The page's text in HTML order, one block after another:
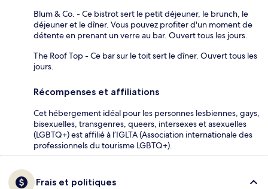
Blum & Co. - Ce bistrot sert le petit déjeuner, le brunch, le
déjeuner et le dîner. Vous pouvez profiter d'un moment de
détente en prenant un verre au bar. Ouvert tous les jours.
The Roof Top - Ce bar sur le toit sert le dîner. Ouvert tous les
jours.
Récompenses et affiliations
Cet hébergement idéal pour les personnes lesbiennes, gays,
bisexuelles, transgenres, queers, intersexes et asexuelles
(LGBTQ+) est affilié à l’IGLTA (Association internationale des
professionnels du tourisme LGBTQ+).
Frais et politiques